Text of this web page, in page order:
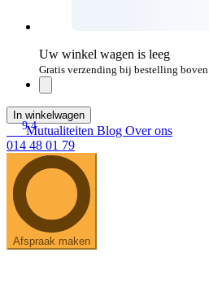
Uw winkel wagen is leeg
Gratis verzending bij bestelling boven
In winkelwagen
9.4
Mutualiteiten Blog Over ons
014 48 01 79
Afspraak maken